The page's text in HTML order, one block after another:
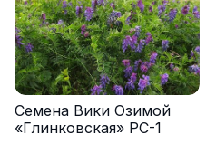
Семена Вики Озимой
«Глинковская» РС-1